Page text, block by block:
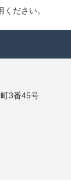
ださい。
3番45号